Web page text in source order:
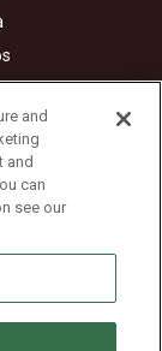
and
and
can
see our